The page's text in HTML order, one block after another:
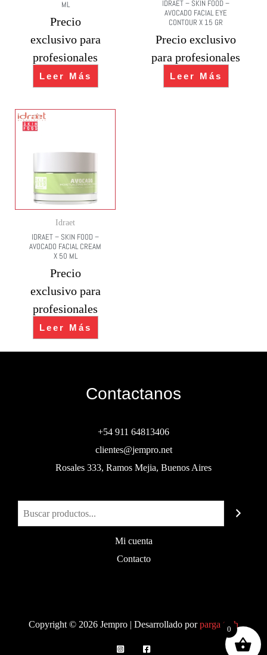
ML
Precio
exclusivo para
profesionales
Leer Más
IDRAET – SKIN FOOD –
AVOCADO FACIAL EYE
CONTOUR X 15 GR
Precio exclusivo
para profesionales
Leer Más
Idraet
IDRAET – SKIN FOOD –
AVOCADO FACIAL CREAM
X 50 ML
Precio
exclusivo para
profesionales
Leer Más
Contactanos
+54 911 64813406
clientes@jempro.net
Rosales 333, Ramos Mejia, Buenos Aires
Mi cuenta
Contacto
Copyright © 2026 Jempro | Desarrollado porparga.tech
0